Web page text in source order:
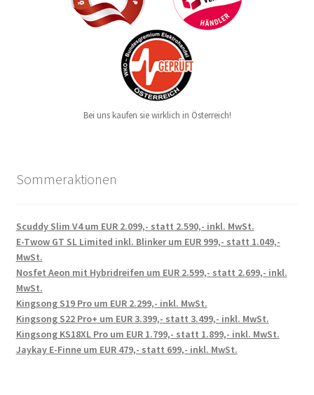
Bei uns kaufen sie wirklich in Österreich!
Sommeraktionen
Scuddy Slim V4 um EUR 2.099,- statt 2.590,- inkl. MwSt.
E-Twow GT SL Limited inkl. Blinker um EUR 999,- statt 1.049,-
MwSt.
Nosfet Aeon mit Hybridreifen um EUR 2.599,- statt 2.699,- inkl.
MwSt.
Kingsong S19 Pro um EUR 2.299,- inkl. MwSt.
Kingsong S22 Pro+ um EUR 3.399,- statt 3.499,- inkl. MwSt.
Kingsong KS18XL Pro um EUR 1.799,- statt 1.899,- inkl. MwSt.
Jaykay E-Finne um EUR 479,- statt 699,- inkl. MwSt.